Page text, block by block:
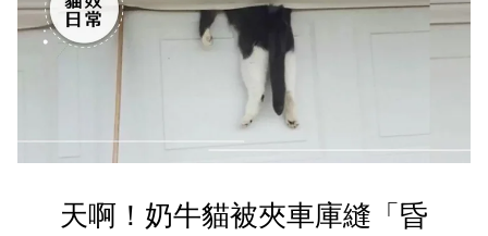
天啊！奶牛貓被夾車庫縫「昏